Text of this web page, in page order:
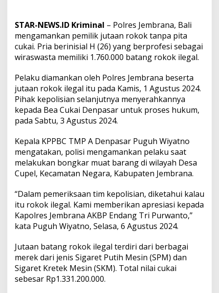
r
J
u
t
a
n
B
a
a
g
R
o
k
o
l
e
g
a
a
n
P
e
STAR-NEWS.ID Kriminal – Polres Jembrana, Bali
mengamankan pemilik jutaan rokok tanpa pita
cukai. Pria berinisial H (26) yang berprofesi sebagai
wiraswasta memiliki 1.760.000 batang rokok ilegal.
Pelaku diamankan oleh Polres Jembrana beserta
jutaan rokok ilegal itu pada Kamis, 1 Agustus 2024.
Pihak kepolisian selanjutnya menyerahkannya
kepada Bea Cukai Denpasar untuk proses hukum,
pada Sabtu, 3 Agustus 2024.
Kepala KPPBC TMP A Denpasar Puguh Wiyatno
mengatakan, polisi mengamankan pelaku saat
melakukan bongkar muat barang di wilayah Desa
Cupel, Kecamatan Negara, Kabupaten Jembrana.
“Dalam pemeriksaan tim kepolisian, diketahui kalau
itu rokok ilegal. Kami memberikan apresiasi kepada
Kapolres Jembrana AKBP Endang Tri Purwanto,”
kata Puguh Wiyatno, Selasa, 6 Agustus 2024.
Jutaan batang rokok ilegal terdiri dari berbagai
merek dari jenis Sigaret Putih Mesin (SPM) dan
Sigaret Kretek Mesin (SKM). Total nilai cukai
sebesar Rp1.331.200.000.